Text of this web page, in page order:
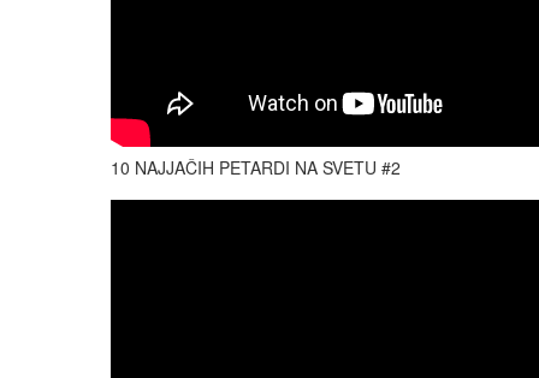
10 NAJJAČIH PETARDI NA SVETU #2